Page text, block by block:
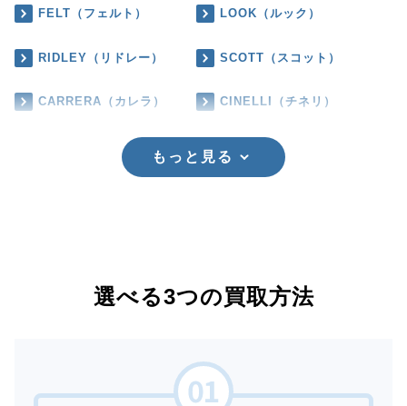
FELT（フェルト） LOOK（ルック）
RIDLEY（リドレー） SCOTT（スコット）
CARRERA（カレラ） CINELLI（チネリ）
もっと見る
選べる3つの買取方法